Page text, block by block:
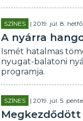
SZÍNES | 2019. júl. 8.
A nyárra
Ismét hatalmas
nyugat-balatoni
programja.
SZÍNES | 2019. júl. 5.